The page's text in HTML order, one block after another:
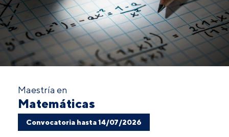
Maestría en
Matemáticas
Convocatoria hasta 14/07/2026